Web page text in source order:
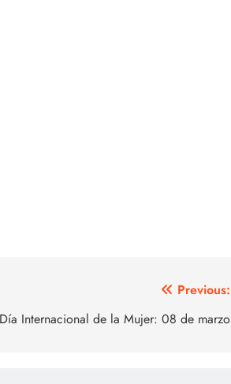
Previous:
Internacional de la Mujer: 08 de marzo